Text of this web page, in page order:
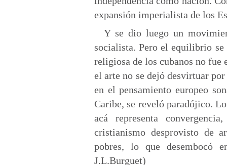
expansión imperialista de los
Y se dio luego un
socialista. Pero el equilibrio
religiosa de los cubanos no
el arte no se dejó desvirtuar
en el pensamiento europeo
Caribe, se reveló paradójico.
acá representa
cristianismo desprovisto de
pobres, lo que desembocó
J.L.Burguet)